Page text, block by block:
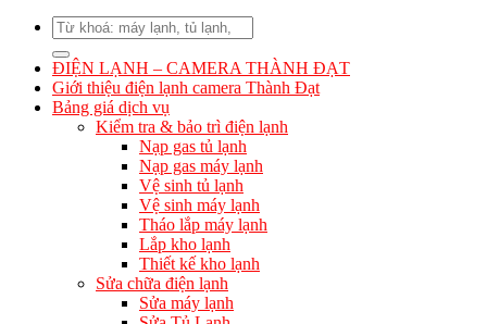
Search
for:
ĐIỆN LẠNH – CAMERA THÀNH ĐẠT
Giới thiệu điện lạnh camera Thành Đạt
Bảng giá dịch vụ
Kiểm tra & bảo trì điện lạnh
Nạp gas tủ lạnh
Nạp gas máy lạnh
Vệ sinh tủ lạnh
Vệ sinh máy lạnh
Tháo lắp máy lạnh
Lắp kho lạnh
Thiết kế kho lạnh
Sửa chữa điện lạnh
Sửa máy lạnh